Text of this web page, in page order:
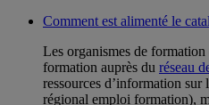
Comment est alimenté le
Les organismes de
formation auprès du réseau
ressources d’information
régional emploi formation),